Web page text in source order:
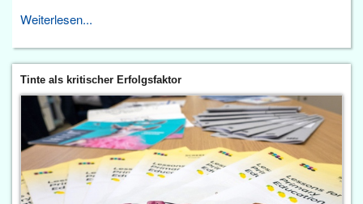
Weiterlesen...
Tinte als kritischer Erfolgsfaktor